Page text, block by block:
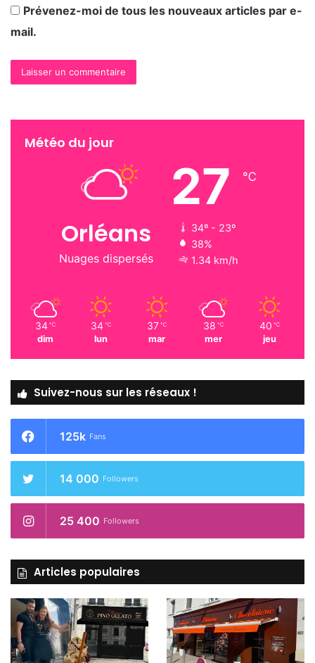
Prévenez-moi de tous les nouveaux articles par e-
mail.
Météo du jour
Orléans
Nuages dispersés
27 ℃
34º - 23º
38%
1.34 km/h
34 ℃
dim
34 ℃
lun
37 ℃
mar
38 ℃
mer
40 ℃
jeu
Suivez-nous sur les réseaux !
125k Fans
14 000 Followers
25 400 Followers
Articles populaires